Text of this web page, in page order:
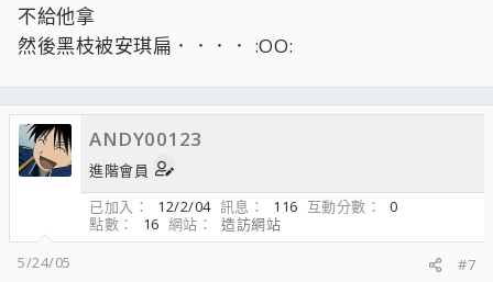
不給他拿
然後黑枝被安琪扁．．．． :OO:
ANDY00123
進階會員
已加入
12/2/04 訊息 116 互動分數
0
點數
16 網站
造訪網站
5/24/05
#7